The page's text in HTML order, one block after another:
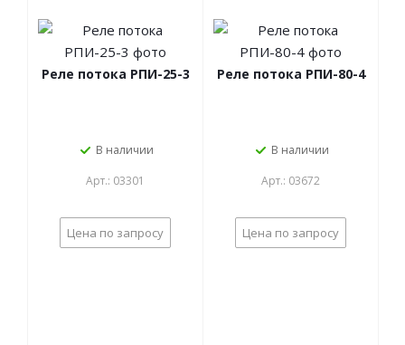
Реле потока РПИ-25-3
В наличии
Арт.: 03301
Цена по запросу
Реле потока РПИ-80-4
В наличии
Арт.: 03672
Цена по запросу